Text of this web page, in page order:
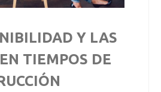
Y LAS
TIEMPOS DE